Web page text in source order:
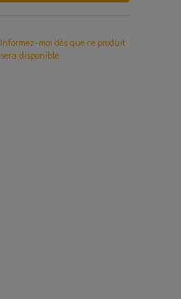
Informez-moi dès que ce produit
sera disponible.